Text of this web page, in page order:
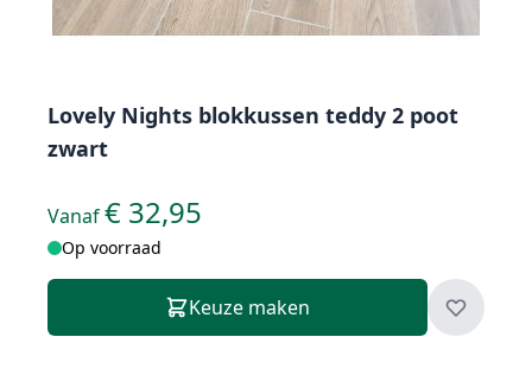
Lovely Nights blokkussen teddy 2 poot
zwart
Vanaf€ 32,95
Op voorraad
Keuze maken